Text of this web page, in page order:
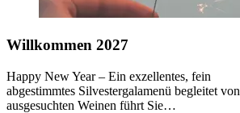
Willkommen 2027
Happy New Year – Ein exzellentes, fein
abgestimmtes Silvestergalamenü begleitet von
ausgesuchten Weinen führt Sie…